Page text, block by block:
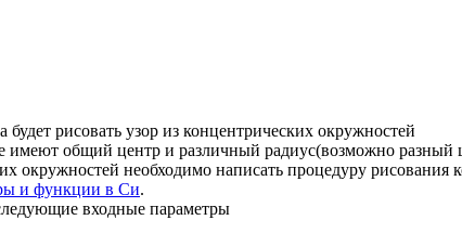
рисовать узор из концентрических окружностей
имеют общий центр и различный радиус(возможно разный
окружностей необходимо написать процедуру
и функции в Си.
входные параметры